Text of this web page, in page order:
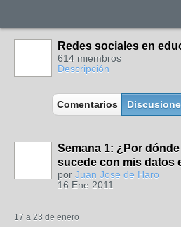
Redes sociales en
614 miembros
Descripción
Comentarios
Semana 1: ¿Por
sucede con mis datos
por Juan Jose de Haro
16 Ene 2011
17 a 23 de enero